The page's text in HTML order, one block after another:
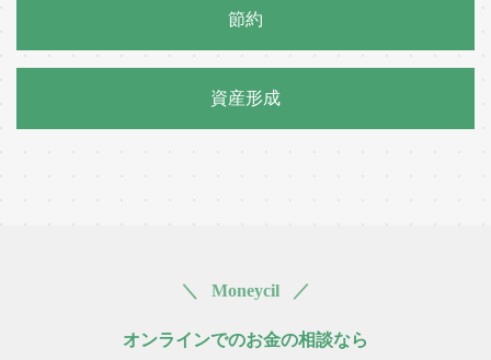
節約
資産形成
＼ Moneycil ／
オンラインでのお金の相談なら